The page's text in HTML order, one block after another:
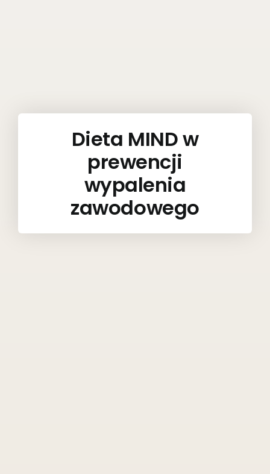
Dieta MIND w
prewencji
wypalenia
zawodowego